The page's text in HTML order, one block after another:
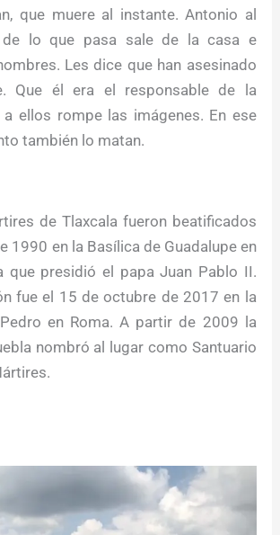
que muere al instante. Antonio al
de lo que pasa sale de la casa e
Les dice que han asesinado
Que él era el responsable de la
a ellos rompe las imágenes. En ese
también lo matan.
de Tlaxcala fueron beatificados
1990 en la Basílica de Guadalupe en
que presidió el papa Juan Pablo II.
fue el 15 de octubre de 2017 en la
en Roma.​ A partir de 2009 la
nombró al lugar como Santuario